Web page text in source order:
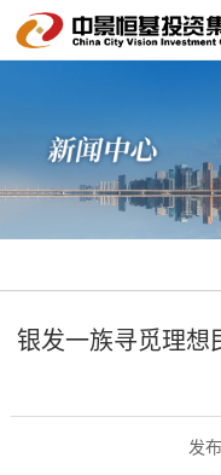
银发一族寻觅理想
发